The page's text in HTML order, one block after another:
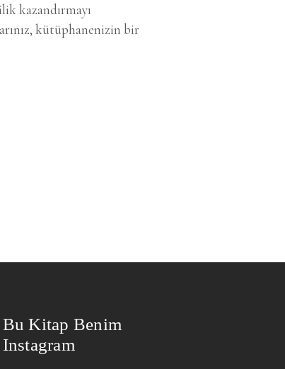
kazandırmayı
kütüphanenizin bir
Bu Kitap Benim
Instagram